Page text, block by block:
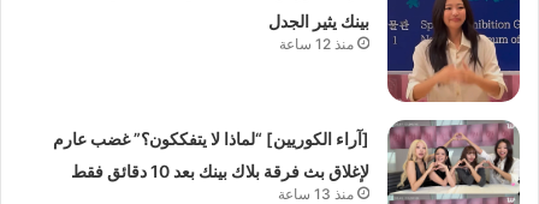
بينك يثير الجدل
منذ 12 ساعة
[آراء الكوريين] “لماذا لا يتفككون؟” غضب عارم
لإغلاق بث فرقة بلاك بينك بعد 10 دقائق فقط
منذ 13 ساعة